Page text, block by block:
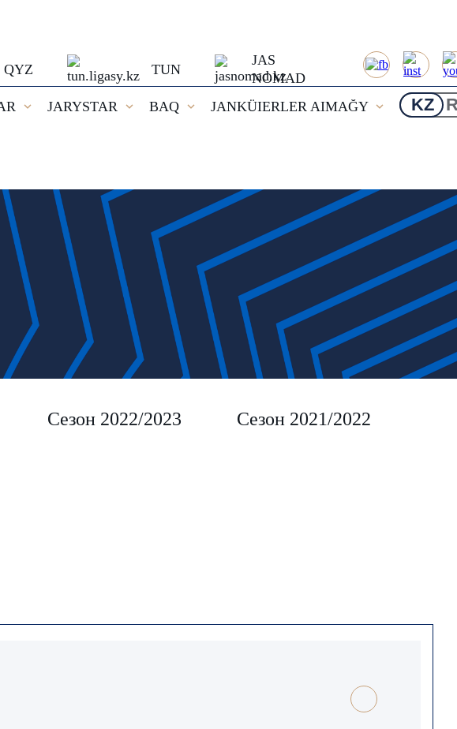
QYZ TUN
JAS
NOMAD
JARYSTAR BAQ JANKÜIERLER AIMAĞY KZ
Сезон 2022/2023 Сезон 2021/2022